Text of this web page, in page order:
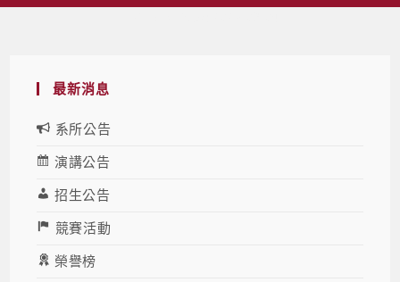
最新消息
系所公告
演講公告
招生公告
競賽活動
榮譽榜